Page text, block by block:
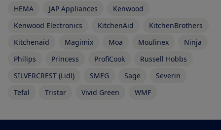
HEMA
JAP Appliances
Kenwood
Kenwood Electronics
KitchenAid
KitchenBrothers
Kitchenaid
Magimix Moa Moulinex
Ninja
Philips
Princess ProfiCook
Russell Hobbs
SILVERCREST (Lidl)
SMEG Sage
Severin
Tefal
Tristar Vivid Green WMF